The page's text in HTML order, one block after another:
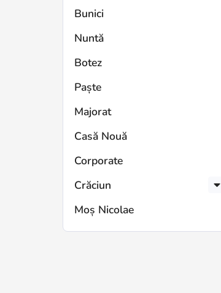
Bunici
Nuntă
Botez
Paște
Majorat
Casă Nouă
Corporate
Crăciun
Moș Nicolae